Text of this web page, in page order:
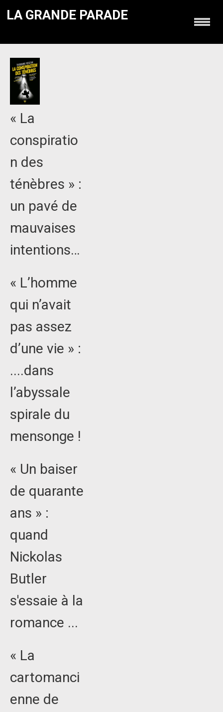
LA GRANDE PARADE
« La
conspiratio
n des
ténèbres » :
un pavé de
mauvaises
intentions…
« L’homme
qui n’avait
pas assez
d’une vie » :
....dans
l’abyssale
spirale du
mensonge !
« Un baiser
de quarante
ans » :
quand
Nickolas
Butler
s'essaie à la
romance ...
« La
cartomanci
enne de